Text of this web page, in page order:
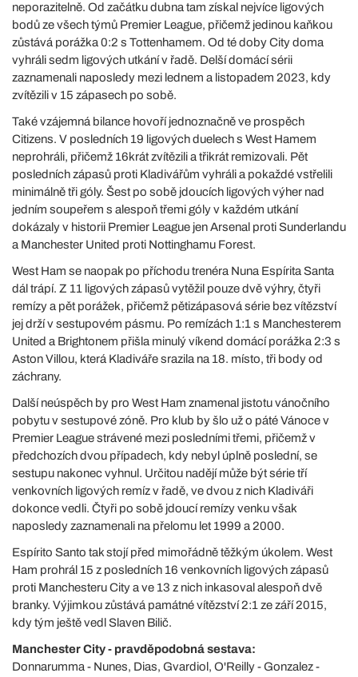
neporazitelně. Od začátku dubna tam získal nejvíce ligových
bodů ze všech týmů Premier League, přičemž jedinou kaňkou
zůstává porážka 0:2 s Tottenhamem. Od té doby City doma
vyhráli sedm ligových utkání v řadě. Delší domácí sérii
zaznamenali naposledy mezi lednem a listopadem 2023, kdy
zvítězili v 15 zápasech po sobě.
Také vzájemná bilance hovoří jednoznačně ve prospěch
Citizens. V posledních 19 ligových duelech s West Hamem
neprohráli, přičemž 16krát zvítězili a třikrát remizovali. Pět
posledních zápasů proti Kladivářům vyhráli a pokaždé vstřelili
minimálně tři góly. Šest po sobě jdoucích ligových výher nad
jedním soupeřem s alespoň třemi góly v každém utkání
dokázaly v historii Premier League jen Arsenal proti Sunderlandu
a Manchester United proti Nottinghamu Forest.
West Ham se naopak po příchodu trenéra Nuna Espírita Santa
dál trápí. Z 11 ligových zápasů vytěžil pouze dvě výhry, čtyři
remízy a pět porážek, přičemž pětizápasová série bez vítězství
jej drží v sestupovém pásmu. Po remízách 1:1 s Manchesterem
United a Brightonem přišla minulý víkend domácí porážka 2:3 s
Aston Villou, která Kladiváře srazila na 18. místo, tři body od
záchrany.
Další neúspěch by pro West Ham znamenal jistotu vánočního
pobytu v sestupové zóně. Pro klub by šlo už o páté Vánoce v
Premier League strávené mezi posledními třemi, přičemž v
předchozích dvou případech, kdy nebyl úplně poslední, se
sestupu nakonec vyhnul. Určitou nadějí může být série tří
venkovních ligových remíz v řadě, ve dvou z nich Kladiváři
dokonce vedli. Čtyři po sobě jdoucí remízy venku však
naposledy zaznamenali na přelomu let 1999 a 2000.
Espírito Santo tak stojí před mimořádně těžkým úkolem. West
Ham prohrál 15 z posledních 16 venkovních ligových zápasů
proti Manchesteru City a ve 13 z nich inkasoval alespoň dvě
branky. Výjimkou zůstává památné vítězství 2:1 ze září 2015,
kdy tým ještě vedl Slaven Bilič.
Manchester City - pravděpodobná sestava:
Donnarumma - Nunes, Dias, Gvardiol, O'Reilly - Gonzalez -